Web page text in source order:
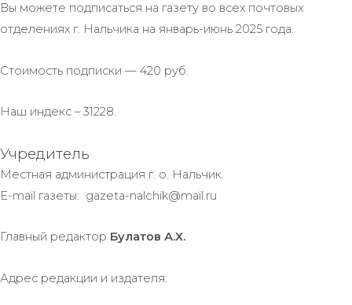
Вы можете подписаться на газету во всех почтовых
отделениях г. Нальчика на январь-июнь 2025 года.
Стоимость подписки — 420 руб.
Наш индекс – 31228.
Учредитель
Местная администрация г. о. Нальчик.
E-mail газеты: gazeta-nalchik@mail.ru
Главный редактор Булатов А.Х.
Адрес редакции и издателя: